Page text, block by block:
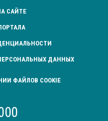
САЙТЕ
ДАННЫХ
ФАЙЛОВ COOKIE